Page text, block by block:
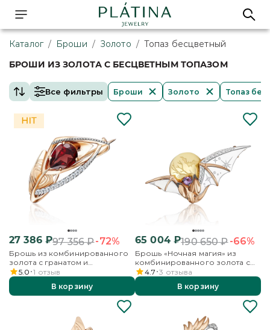
Каталог / Броши / Золото / Топаз бесцветный
БРОШИ ИЗ ЗОЛОТА С БЕСЦВЕТНЫМ ТОПАЗОМ
Все фильтры Броши Золото Топаз
27 386₽97 356₽-72%
Брошь из комбинированного
золота с гранатом и
бесцветными топазами
5.0 1 отзыв
В корзину
65 004₽190 650₽-66%
Брошь «Ночная магия» из
комбинированного золота с
аметистом и бесцветными
топазами
4.7 3 отзыва
В корзину